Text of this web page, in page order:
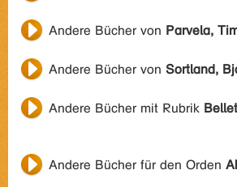
Andere Bücher von Parvela,
Andere Bücher von Sortland,
Andere Bücher mit Rubrik
Andere Bücher für den Orden